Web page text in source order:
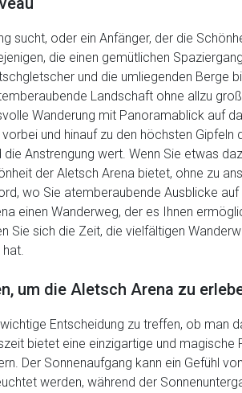
sucht, oder ein Anfänger, der die
die einen gemütlichen
und die umliegenden Berge
Landschaft ohne allzu
Wanderung mit Panoramablick auf
und hinauf zu den höchsten Gipfeln
Anstrengung wert. Wenn Sie etwas
der Aletsch Arena bietet, ohne zu
wo Sie atemberaubende Ausblicke
einen Wanderweg, der es Ihnen
Sie sich die Zeit, die vielfältigen
hat.
um die Aletsch Arena zu
Entscheidung zu treffen, ob man
bietet eine einzigartige und magische
Der Sonnenaufgang kann ein Gefühl
werden, während der